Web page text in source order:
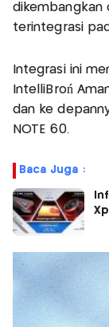
dikembangkan
terintegrasi
Integrasi ini
IntelliBroń
dan ke
NOTE 60.
Baca Juga :